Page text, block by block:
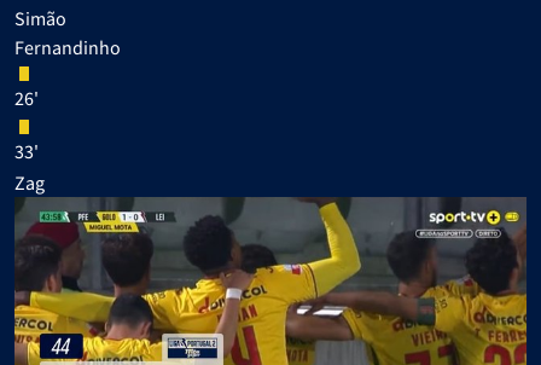
Simão
Fernandinho
26'
33'
Zag